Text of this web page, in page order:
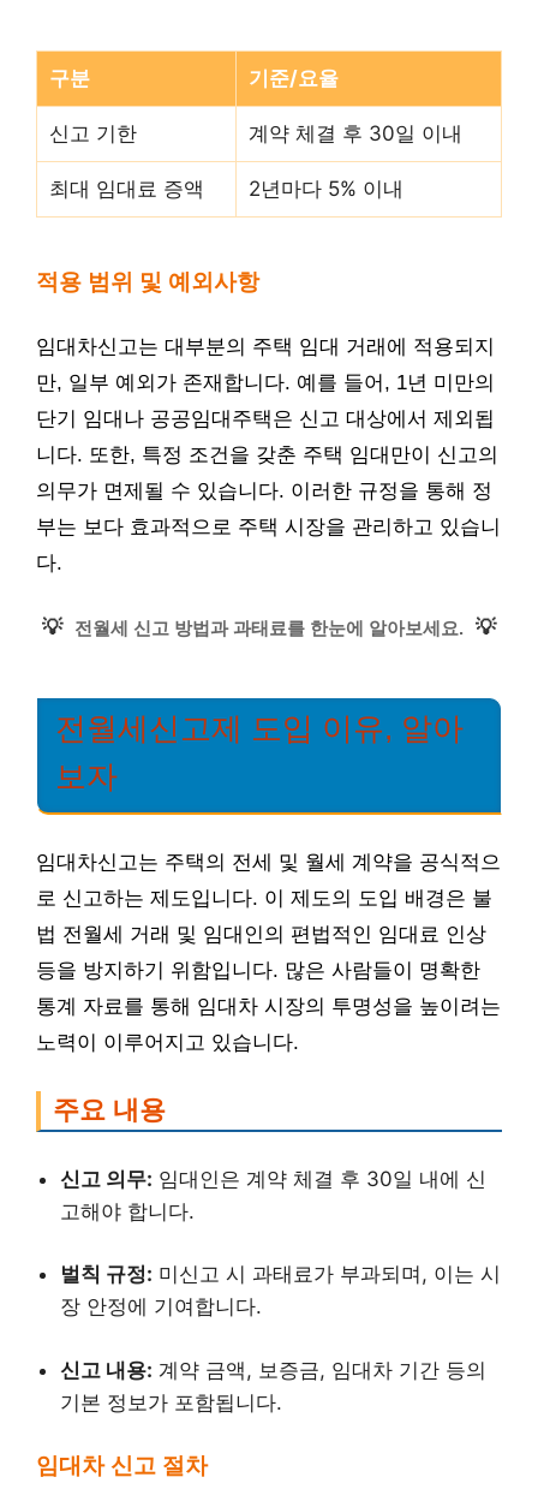
구분 기준/요율
신고 기한 계약 체결 후 30일 이내
최대 임대료 증액 2년마다 5% 이내
적용 범위 및 예외사항
임대차신고는 대부분의 주택 임대 거래에 적용되지
만, 일부 예외가 존재합니다. 예를 들어, 1년 미만의
단기 임대나 공공임대주택은 신고 대상에서 제외됩
니다. 또한, 특정 조건을 갖춘 주택 임대만이 신고의
의무가 면제될 수 있습니다. 이러한 규정을 통해 정
부는 보다 효과적으로 주택 시장을 관리하고 있습니
다.
💡 전월세 신고 방법과 과태료를 한눈에 알아보세요. 💡
전월세신고제 도입 이유, 알아
보자
임대차신고는 주택의 전세 및 월세 계약을 공식적으
로 신고하는 제도입니다. 이 제도의 도입 배경은 불
법 전월세 거래 및 임대인의 편법적인 임대료 인상
등을 방지하기 위함입니다. 많은 사람들이 명확한
통계 자료를 통해 임대차 시장의 투명성을 높이려는
노력이 이루어지고 있습니다.
주요 내용
신고 의무: 임대인은 계약 체결 후 30일 내에 신
고해야 합니다.
벌칙 규정: 미신고 시 과태료가 부과되며, 이는 시
장 안정에 기여합니다.
신고 내용: 계약 금액, 보증금, 임대차 기간 등의
기본 정보가 포함됩니다.
임대차 신고 절차